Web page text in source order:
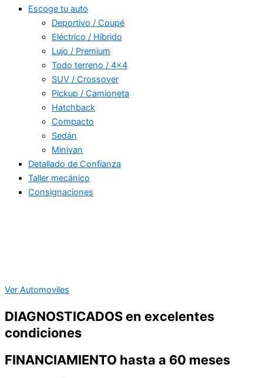
Escoge tu auto
Deportivo / Coupé
Eléctrico / Híbrido
Lujo / Premium
Todo terreno / 4×4
SUV / Crossover
Pickup / Camioneta
Hatchback
Compacto
Sedán
Minivan
Detallado de Confianza
Taller mecánico
Consignaciones
Ver Automoviles
DIAGNOSTICADOS en excelentes
condiciones
FINANCIAMIENTO hasta a 60 meses